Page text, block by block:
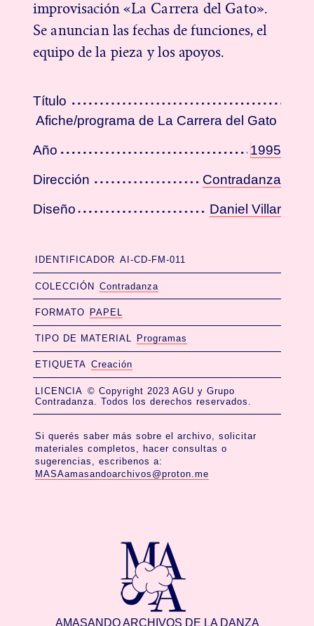
improvisación «La Carrera del Gato».
Se anuncian las fechas de funciones, el
equipo de la pieza y los apoyos.
Título
Afiche/programa de La Carrera del Gato
Año 1995
Dirección Contradanza
Diseño Daniel Villar
IDENTIFICADOR AI-CD-FM-011
COLECCIÓN Contradanza
FORMATO PAPEL
TIPO DE MATERIAL Programas
ETIQUETA Creación
LICENCIA © Copyright 2023 AGU y Grupo
Contradanza. Todos los derechos reservados.
Si querés saber más sobre el archivo, solicitar
materiales completos, hacer consultas o
sugerencias, escribenos a:
MASAamasandoarchivos@proton.me
AMASANDO ARCHIVOS DE LA DANZA